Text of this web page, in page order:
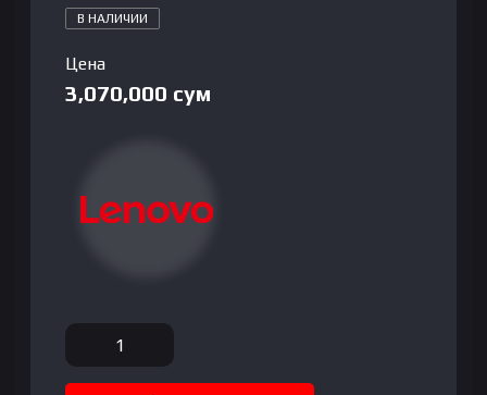
В НАЛИЧИИ
Цена
3,070,000 сум
Количество
товара
Lenovo